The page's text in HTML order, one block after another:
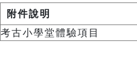
附件說明
考古小學堂體驗項目